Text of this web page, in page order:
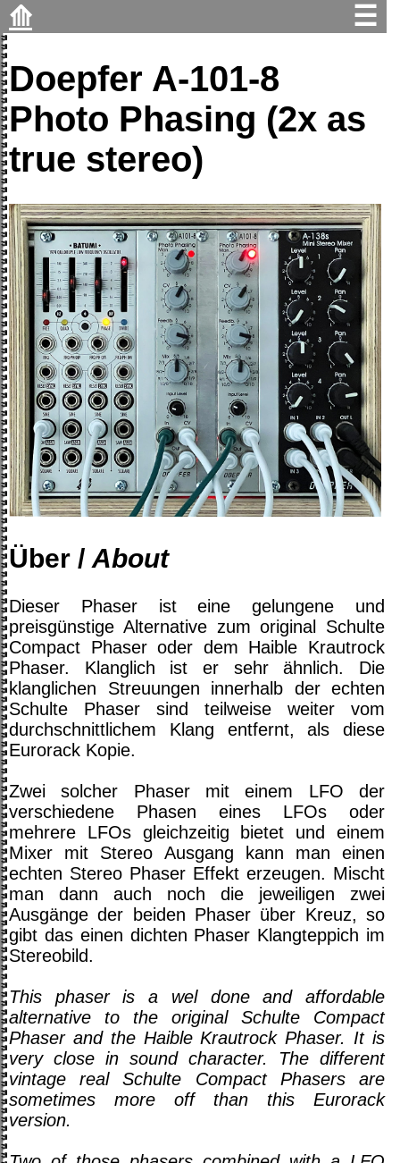
⟰ ☰
Doepfer A-101-8
Photo Phasing (2x as
true stereo)
Über / About
Dieser Phaser ist eine gelungene und
preisgünstige Alternative zum original Schulte
Compact Phaser oder dem Haible Krautrock
Phaser. Klanglich ist er sehr ähnlich. Die
klanglichen Streuungen innerhalb der echten
Schulte Phaser sind teilweise weiter vom
durchschnittlichem Klang entfernt, als diese
Eurorack Kopie.
Zwei solcher Phaser mit einem LFO der
verschiedene Phasen eines LFOs oder
mehrere LFOs gleichzeitig bietet und einem
Mixer mit Stereo Ausgang kann man einen
echten Stereo Phaser Effekt erzeugen. Mischt
man dann auch noch die jeweiligen zwei
Ausgänge der beiden Phaser über Kreuz, so
gibt das einen dichten Phaser Klangteppich im
Stereobild.
This phaser is a wel done and affordable
alternative to the original Schulte Compact
Phaser and the Haible Krautrock Phaser. It is
very close in sound character. The different
vintage real Schulte Compact Phasers are
sometimes more off than this Eurorack
version.